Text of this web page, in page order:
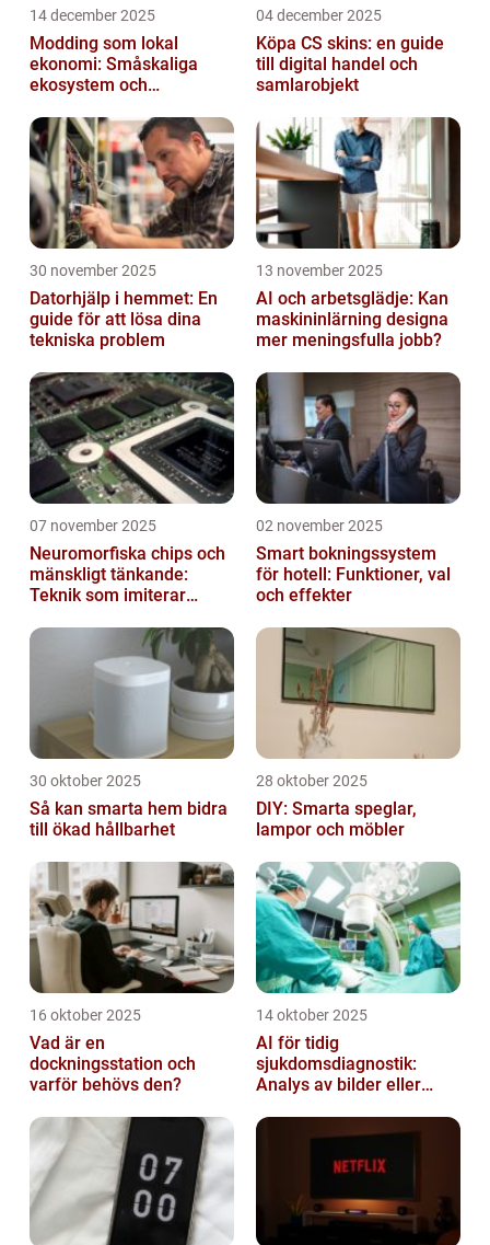
14 december 2025
Modding som lokal
ekonomi: Småskaliga
ekosystem och
04 december 2025
Köpa CS skins: en guide
till digital handel och
samlarobjekt
30 november 2025
Datorhjälp i hemmet: En
guide för att lösa dina
tekniska problem
13 november 2025
AI och arbetsglädje: Kan
maskininlärning designa
mer meningsfulla jobb?
07 november 2025
Neuromorfiska chips och
mänskligt tänkande:
Teknik som imiterar
02 november 2025
Smart bokningssystem
för hotell: Funktioner, val
och effekter
30 oktober 2025
Så kan smarta hem bidra
till ökad hållbarhet
28 oktober 2025
DIY: Smarta speglar,
lampor och möbler
16 oktober 2025
Vad är en
dockningsstation och
varför behövs den?
14 oktober 2025
AI för tidig
sjukdomsdiagnostik:
Analys av bilder eller